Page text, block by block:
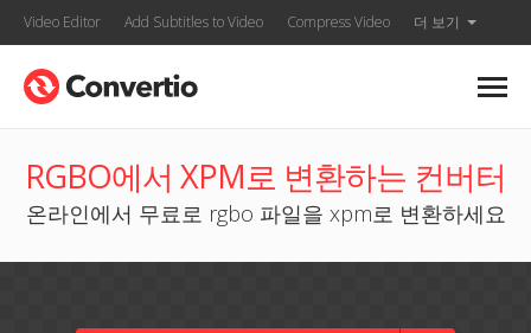
Video Editor Add Subtitles to Video Compress Video 더 보기
RGBO에서 XPM로 변환하는 컨버터
온라인에서 무료로 rgbo 파일을 xpm로 변환하세요